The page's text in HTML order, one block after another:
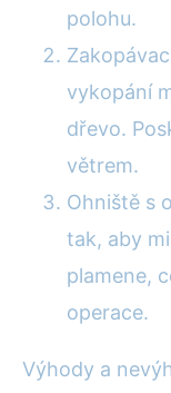
polohu.
vykopání
dřevo.
větrem.
Ohniště s
tak, aby
plamene,
operace.
Výhody a